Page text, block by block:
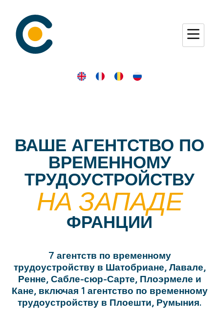
ВАШЕ АГЕНТСТВО ПО
ВРЕМЕННОМУ
ТРУДОУСТРОЙСТВУ
НА ЗАПАДЕ
ФРАНЦИИ
7 агентств по временному
трудоустройству в Шатобриане, Лавале,
Ренне, Сабле-сюр-Сарте, Плоэрмеле и
Кане, включая 1 агентство по временному
трудоустройству в Плоешти, Румыния.